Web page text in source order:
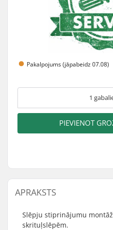
Pakalpojums (jāpabeidz 07.08)
1
PIEVIENOT
APRAKSTS
Slēpju stiprinājumu
skrituļslēpēm.